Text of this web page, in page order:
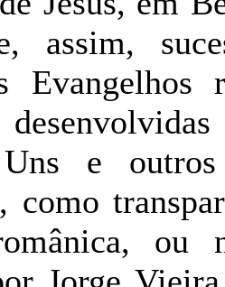
assim,
Evangelhos
e outros
como
ou